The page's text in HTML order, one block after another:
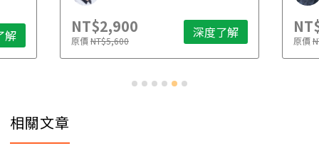
解 NT$2,900
原價NT$5,600 深度了解 原價
相關文章